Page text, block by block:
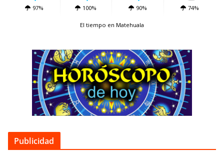
97% 100% 90% 74%
El tiempo en Matehuala
Publicidad